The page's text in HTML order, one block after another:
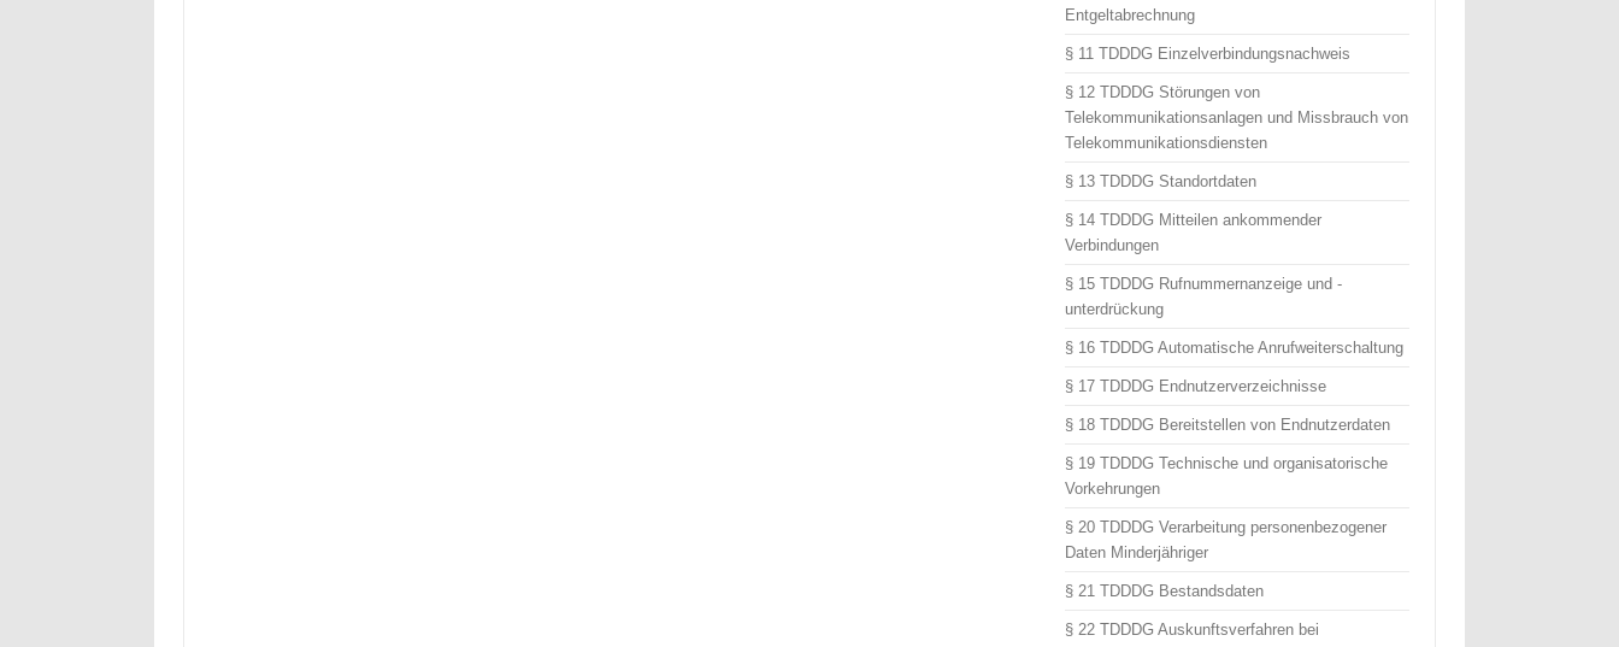
Entgeltabrechnung
§ 11 TDDDG Einzelverbindungsnachweis
§ 12 TDDDG Störungen von
Telekommunikationsanlagen und Missbrauch von
Telekommunikationsdiensten
§ 13 TDDDG Standortdaten
§ 14 TDDDG Mitteilen ankommender
Verbindungen
§ 15 TDDDG Rufnummernanzeige und -
unterdrückung
§ 16 TDDDG Automatische Anrufweiterschaltung
§ 17 TDDDG Endnutzerverzeichnisse
§ 18 TDDDG Bereitstellen von Endnutzerdaten
§ 19 TDDDG Technische und organisatorische
Vorkehrungen
§ 20 TDDDG Verarbeitung personenbezogener
Daten Minderjähriger
§ 21 TDDDG Bestandsdaten
§ 22 TDDDG Auskunftsverfahren bei